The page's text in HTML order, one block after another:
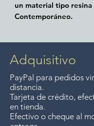
un material tipo resina
Contemporáneo.
Adquisitivo
PayPal para pedidos
distancia.
Tarjeta de crédito,
en tienda.
Efectivo o cheque al